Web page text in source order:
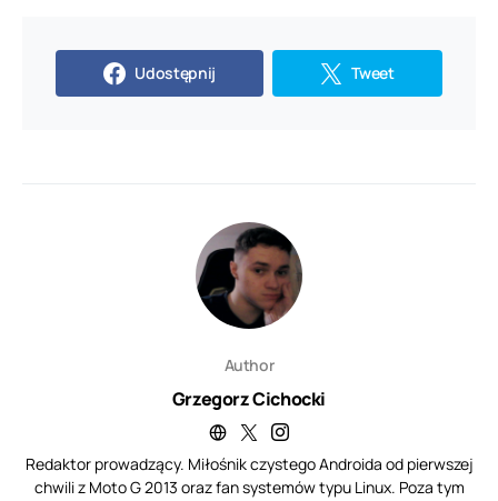
Udostępnij Tweet
Author
Grzegorz Cichocki
Redaktor prowadzący. Miłośnik czystego Androida od pierwszej
chwili z Moto G 2013 oraz fan systemów typu Linux. Poza tym